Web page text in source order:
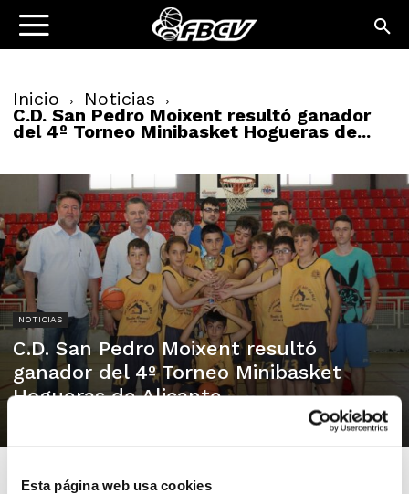
Esta página web usa cookies
Inicio Noticias
C.D. San Pedro Moixent resultó ganador
del 4º Torneo Minibasket Hogueras de...
NOTICIAS
C.D. San Pedro Moixent resultó
ganador del 4º Torneo Minibasket
Hogueras de Alicante